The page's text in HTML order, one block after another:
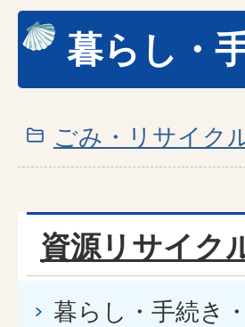
暮らし・
ごみ・リサイク
資源リサイク
暮らし・手続き